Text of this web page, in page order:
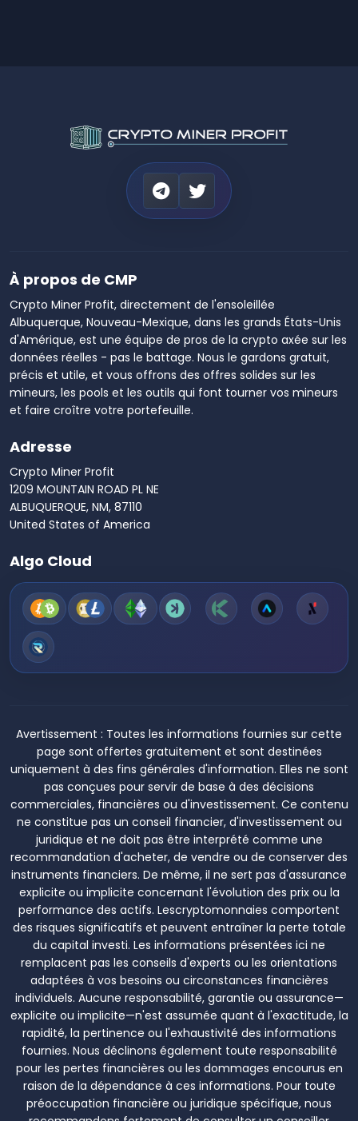
À propos de CMP
Crypto Miner Profit, directement de l'ensoleillée
Albuquerque, Nouveau-Mexique, dans les grands États-Unis
d'Amérique, est une équipe de pros de la crypto axée sur les
données réelles - pas le battage. Nous le gardons gratuit,
précis et utile, et vous offrons des offres solides sur les
mineurs, les pools et les outils qui font tourner vos mineurs
et faire croître votre portefeuille.
Adresse
Crypto Miner Profit
1209 MOUNTAIN ROAD PL NE
ALBUQUERQUE, NM, 87110
United States of America
Algo Cloud
Avertissement : Toutes les informations fournies sur cette
page sont offertes gratuitement et sont destinées
uniquement à des fins générales d'information. Elles ne sont
pas conçues pour servir de base à des décisions
commerciales, financières ou d'investissement. Ce contenu
ne constitue pas un conseil financier, d'investissement ou
juridique et ne doit pas être interprété comme une
recommandation d'acheter, de vendre ou de conserver des
instruments financiers. De même, il ne sert pas d'assurance
explicite ou implicite concernant l'évolution des prix ou la
performance des actifs. Lescryptomonnaies comportent
des risques significatifs et peuvent entraîner la perte totale
du capital investi. Les informations présentées ici ne
remplacent pas les conseils d'experts ou les orientations
adaptées à vos besoins ou circonstances financières
individuels. Aucune responsabilité, garantie ou assurance—
explicite ou implicite—n'est assumée quant à l'exactitude, la
rapidité, la pertinence ou l'exhaustivité des informations
fournies. Nous déclinons également toute responsabilité
pour les pertes financières ou les dommages encourus en
raison de la dépendance à ces informations. Pour toute
préoccupation financière ou juridique spécifique, nous